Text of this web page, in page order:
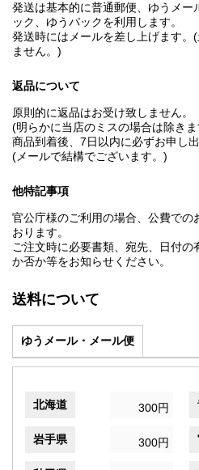
発送は基本的に普通郵便、ゆうメー
ック、ゆうパックを利用します。
発送時にはメールを差し上げます。
ません。)
返品について
原則的に返品はお受け致しません。
(明らかに当店のミスの場合は除き
商品到着後、7日以内に必ずお申し出
(メールで結構でございます。)
他特記事項
官公庁様のご利用の場合、公費での
おります。
ご注文時に必要書類、宛先、日付
か否か等をお知らせください。
送料について
ゆうメール・メール便
北海道 300円
岩手県 300円